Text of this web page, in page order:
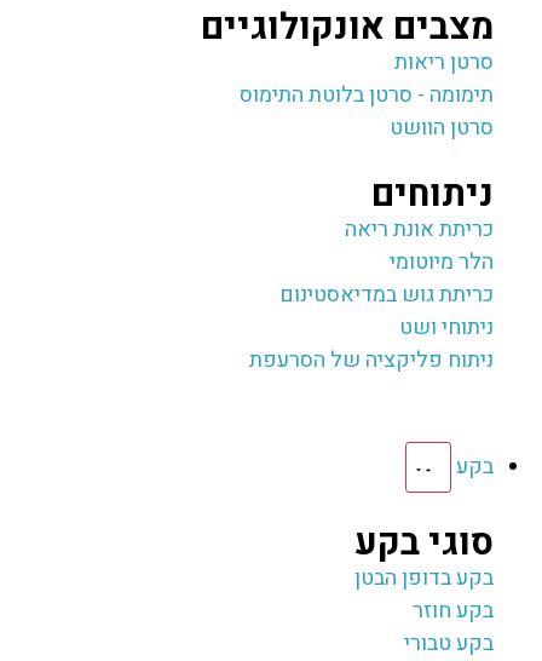
מצבים אונקולוגיים
סרטן ריאות
תימומה - סרטן בלוטת התימוס
סרטן הוושט
ניתוחים
כריתת אונת ריאה‎
הלר מיוטומי
כריתת גוש במדיאסטינום
ניתוחי ושט
ניתוח פליקציה של הסרעפת
בקע
סוגי בקע
בקע בדופן הבטן
בקע חוזר
בקע טבורי